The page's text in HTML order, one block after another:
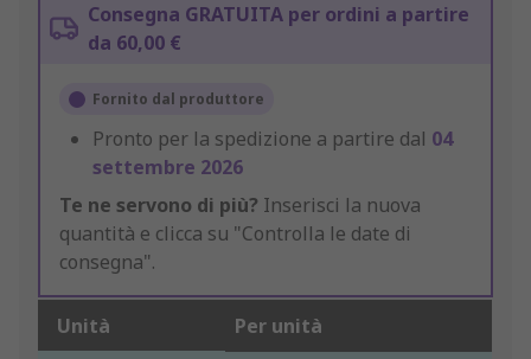
Consegna GRATUITA per ordini a partire
da 60,00 €
Fornito dal produttore
Pronto per la spedizione a partire dal 04
settembre 2026
Te ne servono di più? Inserisci la nuova
quantità e clicca su "Controlla le date di
consegna".
Unità Per unità